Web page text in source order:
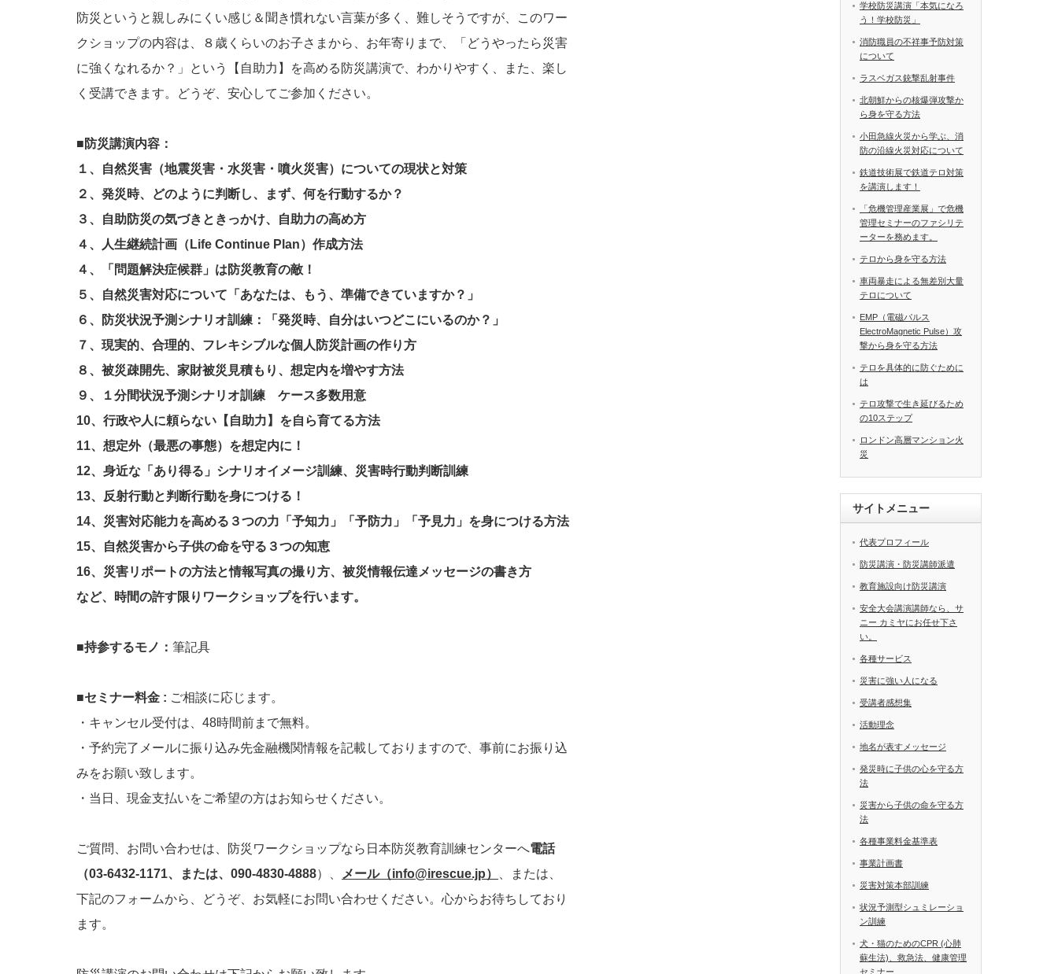
防災というと親しみにくい感じ＆聞き慣れない言葉が多く、難しそうですが、このワー
クショップの内容は、８歳くらいのお子さまから、お年寄りまで、「どうやったら災害
に強くなれるか？」という【自助力】を高める防災講演で、わかりやすく、また、楽し
く受講できます。どうぞ、安心してご参加ください。
■防災講演内容：
１、自然災害（地震災害・水災害・噴火災害）についての現状と対策
２、発災時、どのように判断し、まず、何を行動するか？
３、自助防災の気づきときっかけ、自助力の高め方
４、人生継続計画（Life Continue Plan）作成方法
４、「問題解決症候群」は防災教育の敵！
５、自然災害対応について「あなたは、もう、準備できていますか？」
６、防災状況予測シナリオ訓練：「発災時、自分はいつどこにいるのか？」
７、現実的、合理的、フレキシブルな個人防災計画の作り方
８、被災疎開先、家財被災見積もり、想定内を増やす方法
９、１分間状況予測シナリオ訓練 ケース多数用意
10、行政や人に頼らない【自助力】を自ら育てる方法
11、想定外（最悪の事態）を想定内に！
12、身近な「あり得る」シナリオイメージ訓練、災害時行動判断訓練
13、反射行動と判断行動を身につける！
14、災害対応能力を高める３つの力「予知力」「予防力」「予見力」を身につける方法
15、自然災害から子供の命を守る３つの知恵
16、災害リポートの方法と情報写真の撮り方、被災情報伝達メッセージの書き方
など、時間の許す限りワークショップを行います。
■持参するモノ： 筆記具
■セミナー料金 : ご相談に応じます。
・キャンセル受付は、48時間前まで無料。
・予約完了メールに振り込み先金融機関情報を記載しておりますので、事前にお振り込
みをお願い致します。
・当日、現金支払いをご希望の方はお知らせください。
ご質問、お問い合わせは、防災ワークショップなら日本防災教育訓練センターへ電話
（03-6432-1171、または、090-4830-4888）、 メール（info@irescue.jp）
、または、
下記のフォームから、どうぞ、お気軽にお問い合わせください。心からお待ちしており
ます。
学校防災講演「本気になろ
う！学校防災」
消防職員の不祥事予防対策
について
ラスベガス銃撃乱射事件
北朝鮮からの核爆弾攻撃か
ら身を守る方法
小田急線火災から学ぶ、消
防の沿線火災対応について
鉄道技術展で鉄道テロ対策
を講演します！
「危機管理産業展」で危機
管理セミナーのファシリテ
ーターを務めます。
テロから身を守る方法
車両暴走による無差別大量
テロについて
EMP（電磁パルス
ElectroMagnetic Pulse）攻
撃から身を守る方法
テロを具体的に防ぐために
は
テロ攻撃で生き延びるため
の10ステップ
ロンドン高層マンション火
災
サイトメニュー
代表プロフィール
防災講演・防災講師派遣
教育施設向け防災講演
安全大会講演講師なら、サ
ニー カミヤにお任せ下さ
い。
各種サービス
災害に強い人になる
受講者感想集
活動理念
地名が表すメッセージ
発災時に子供の心を守る方
法
災害から子供の命を守る方
法
各種事業料金基準表
事業計画書
災害対策本部訓練
状況予測型シュミレーショ
ン訓練
犬・猫のためのCPR (心肺
蘇生法)、救急法、健康管理
セミナー